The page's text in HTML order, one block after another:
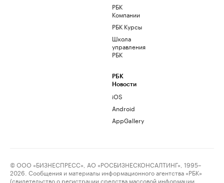
РБК
Компании
РБК Курсы
Школа
управления
РБК
РБК
Новости
iOS
Android
AppGallery
© ООО «БИЗНЕСПРЕСС», АО «РОСБИЗНЕСКОНСАЛТИНГ», 1995–
2026. Сообщения и материалы информационного агентства «РБК»
(свидетельство о регистрации средства массовой информации